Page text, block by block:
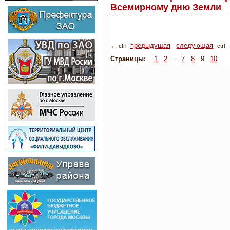
Всемирному дню Земли
← ctrl предыдущая следующая ctrl
Страницы: 1 2 ... 7 8 9 10